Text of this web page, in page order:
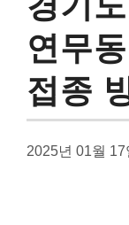
연무
접종
2025년 01월 17